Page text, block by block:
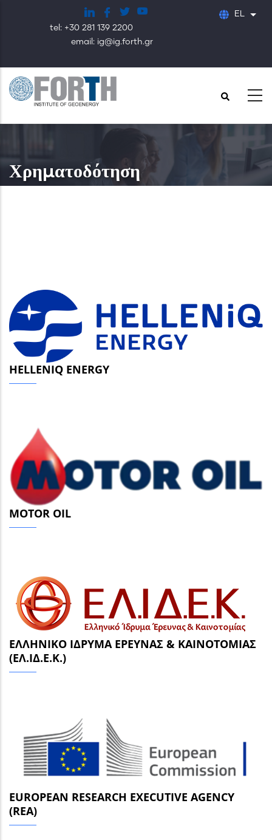
κυρίως
περιεχόμενο
tel: +30 281 139 2200
email: ig@ig.forth.gr
EL
Χρηματοδότηση
HELLENIQ ENERGY
MOTOR OIL
ΕΛΛΗΝΙΚΌ ΊΔΡΥΜΑ ΈΡΕΥΝΑΣ & ΚΑΙΝΟΤΟΜΊΑΣ
(ΕΛ.ΙΔ.Ε.Κ.)
EUROPEAN RESEARCH EXECUTIVE AGENCY
(REA)